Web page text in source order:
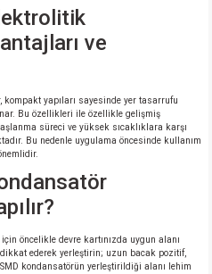
ve
yapıları sayesinde yer tasarrufu
Bu özellikleri ile özellikle gelişmiş
süreci ve yüksek sıcaklıklara karşı
Bu nedenle uygulama öncesinde kullanım
öncelikle devre kartınızda uygun alanı
ederek yerleştirin; uzun bacak pozitif,
kondansatörün yerleştirildiği alanı lehim